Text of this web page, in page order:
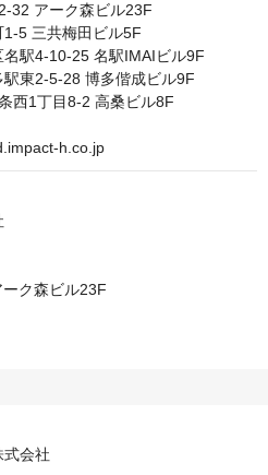
32 アーク森ビル23F
5 三共梅田ビル5F
駅4-10-25 名駅IMAIビル9F
東2-5-28 博多偕成ビル9F
西1丁目8-2 高桑ビル8F
h.co.jp
ク森ビル23F
式会社